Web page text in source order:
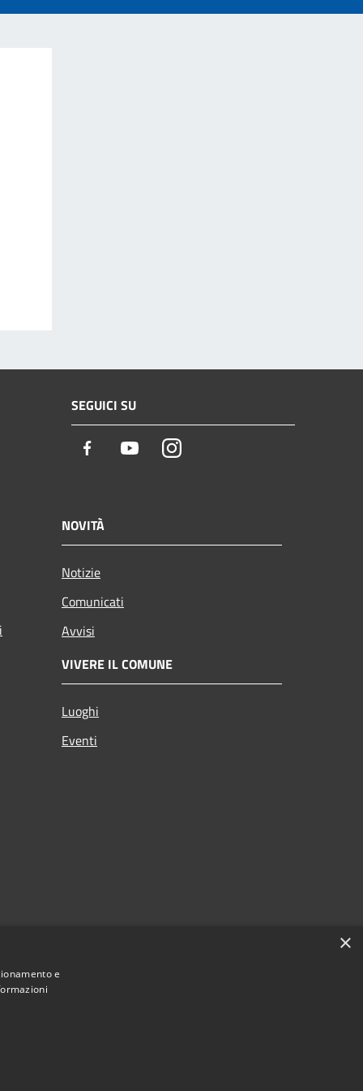
SEGUICI SU
Facebook YoutubeInstagram
NOVITÀ
Notizie
Comunicati
Avvisi
VIVERE IL COMUNE
Luoghi
Eventi
×
e